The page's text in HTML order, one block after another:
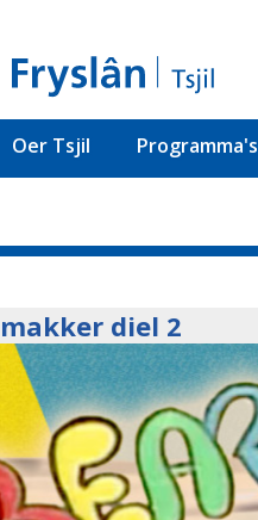
Oer Tsjil Programma's
diel 2